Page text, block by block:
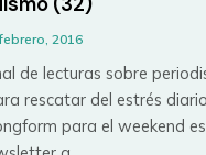
2016
de lecturas sobre
rescatar del estrés
para el weekend es